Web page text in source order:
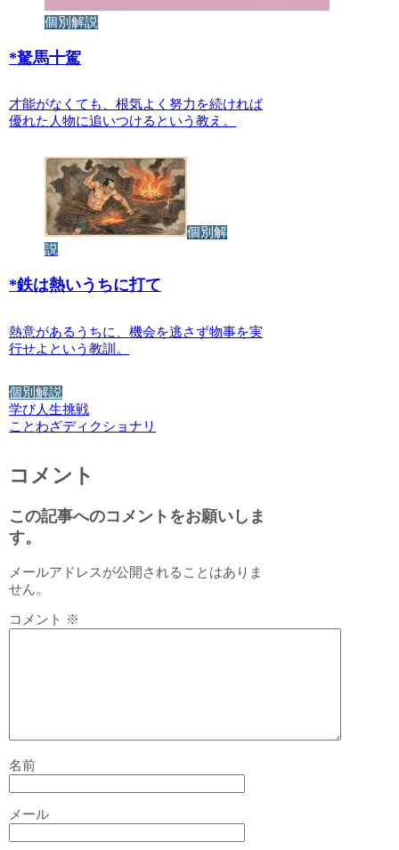
個別解説
*駑馬十駕
才能がなくても、根気よく努力を続ければ
優れた人物に追いつけるという教え。
個別解
説
*鉄は熱いうちに打て
熱意があるうちに、機会を逃さず物事を実
行せよという教訓。
個別解説
学び人生挑戦
ことわざディクショナリ
コメント
この記事へのコメントをお願いしま
す。
メールアドレスが公開されることはありま
せん。
コメント ※
名前
メール